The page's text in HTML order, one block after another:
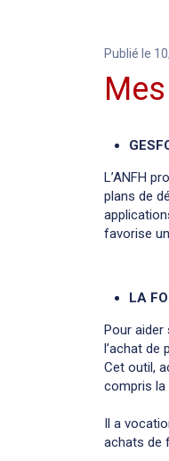
Publié le
L’ANFH
plans de
favorise
LA
Pour
l’achat
Cet outil,
compris
Il a
achats de